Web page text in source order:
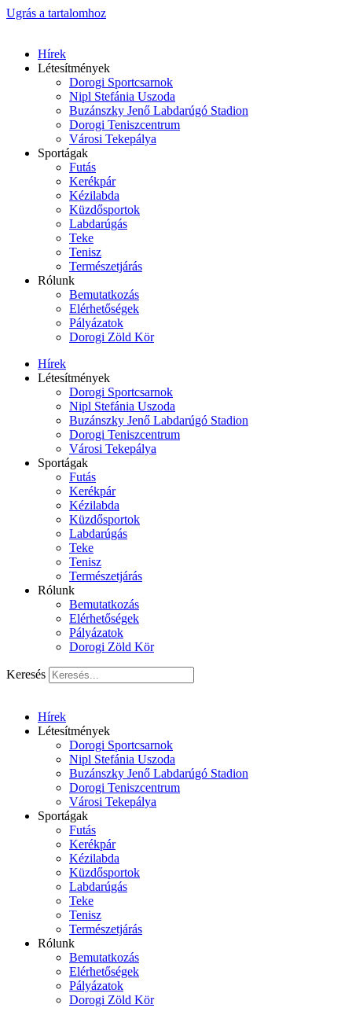
Ugrás a tartalomhoz
Hírek
Létesítmények
Dorogi Sportcsarnok
Nipl Stefánia Uszoda
Buzánszky Jenő Labdarúgó Stadion
Dorogi Teniszcentrum
Városi Tekepálya
Sportágak
Futás
Kerékpár
Kézilabda
Küzdősportok
Labdarúgás
Teke
Tenisz
Természetjárás
Rólunk
Bemutatkozás
Elérhetőségek
Pályázatok
Dorogi Zöld Kör
Hírek
Létesítmények
Dorogi Sportcsarnok
Nipl Stefánia Uszoda
Buzánszky Jenő Labdarúgó Stadion
Dorogi Teniszcentrum
Városi Tekepálya
Sportágak
Futás
Kerékpár
Kézilabda
Küzdősportok
Labdarúgás
Teke
Tenisz
Természetjárás
Rólunk
Bemutatkozás
Elérhetőségek
Pályázatok
Dorogi Zöld Kör
Keresés
Hírek
Létesítmények
Dorogi Sportcsarnok
Nipl Stefánia Uszoda
Buzánszky Jenő Labdarúgó Stadion
Dorogi Teniszcentrum
Városi Tekepálya
Sportágak
Futás
Kerékpár
Kézilabda
Küzdősportok
Labdarúgás
Teke
Tenisz
Természetjárás
Rólunk
Bemutatkozás
Elérhetőségek
Pályázatok
Dorogi Zöld Kör